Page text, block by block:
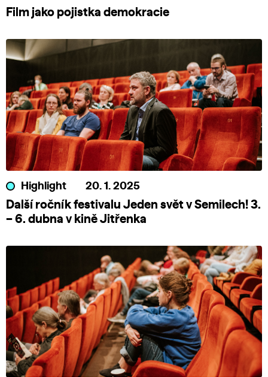
Film jako pojistka demokracie
Highlight 20. 1. 2025
Další ročník festivalu Jeden svět v Semilech! 3.
– 6. dubna v kině Jitřenka